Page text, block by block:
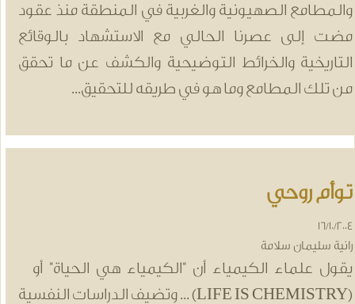
الصهيونية والغربية في المنطقة منذ عقود
إلى عصرنا الحالي مع الاستشهاد بالوقائع
والخرائط التوضيحية والكشف عن ما تحقق
تلك المطامع وما هو في طريقه للتحقيق...
روحي
16/10/
سليمان سلامة
علماء الكيمياء أن "الكيمياء هي الحياة" أو
(LIFE IS CHEMISTRY) ... وتضيف الدراسات النفسية